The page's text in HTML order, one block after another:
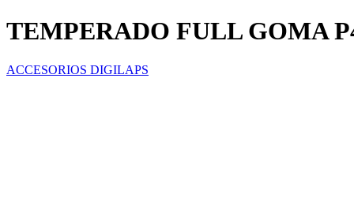
TEMPERADO FULL GOMA
ACCESORIOS DIGILAPS